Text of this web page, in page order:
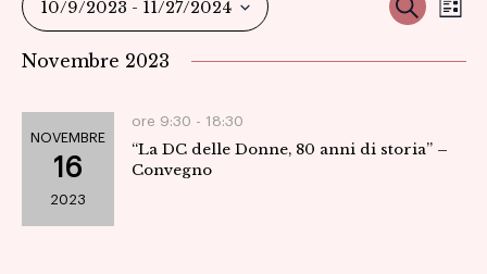
Cerca
10/9/2023 - 11/27/2024
la
Novembre 2023
NOVEMBRE
16
2023
ore 9:30 - 18:30
“La DC delle Donne, 80 anni di storia” –
Convegno